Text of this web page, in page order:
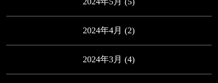
2024年4月 (2)
2024年3月 (4)